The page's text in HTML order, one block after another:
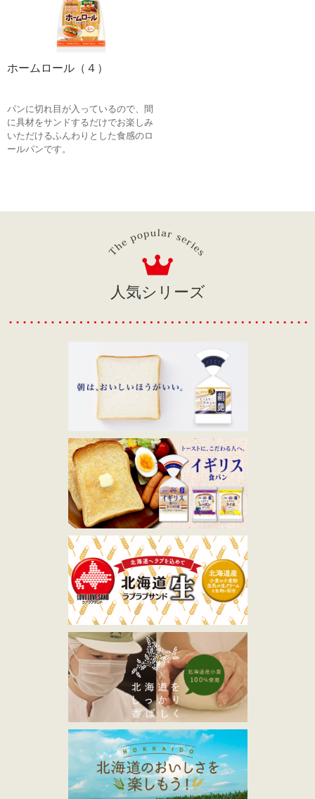
ホームロール（４）
パンに切れ目が入っているので、間
に具材をサンドするだけでお楽しみ
いただけるふんわりとした食感のロ
ールパンです。
人気シリーズ